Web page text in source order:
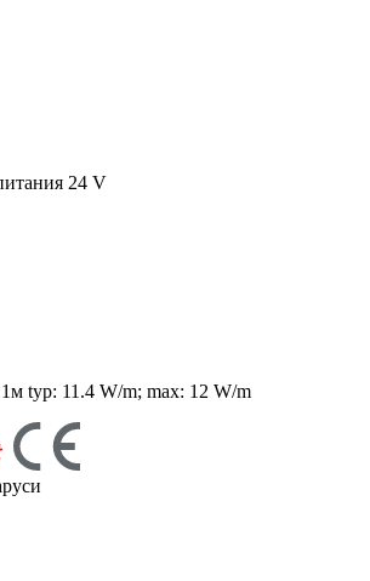
24 V
typ: 11.4 W/m; max: 12 W/m